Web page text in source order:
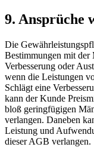
9. Ansprüche
Die
Bestimmungen mit der
Verbesserung oder
wenn die Leistungen
Schlägt eine
kann der Kunde
bloß geringfügigen
verlangen. Daneben
Leistung und
dieser AGB verlangen.